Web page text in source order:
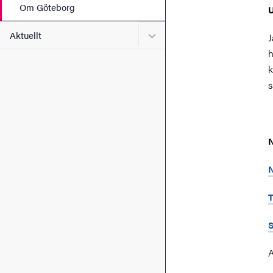
Om Göteborg
Aktuellt Undermeny för Aktuellt